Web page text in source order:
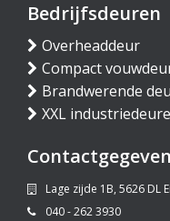
Bedrijfsdeuren
Overheaddeur
Compact
Brandwerende
XXL
Lage zijde 1B, 5626 DL
040 - 262 3930